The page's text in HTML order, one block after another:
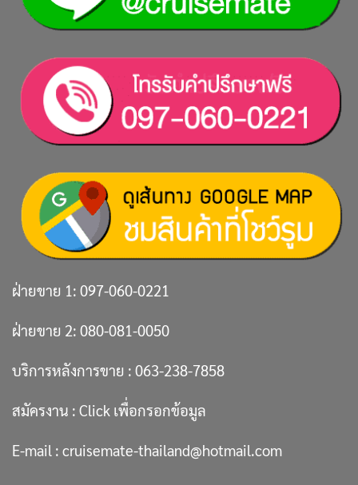
ฝ่ายขาย 1: 097-060-0221
ฝ่ายขาย 2: 080-081-0050
บริการหลังการขาย : 063-238-7858
สมัครงาน : Click เพื่อกรอกข้อมูล
E-mail : cruisemate-thailand@hotmail.com